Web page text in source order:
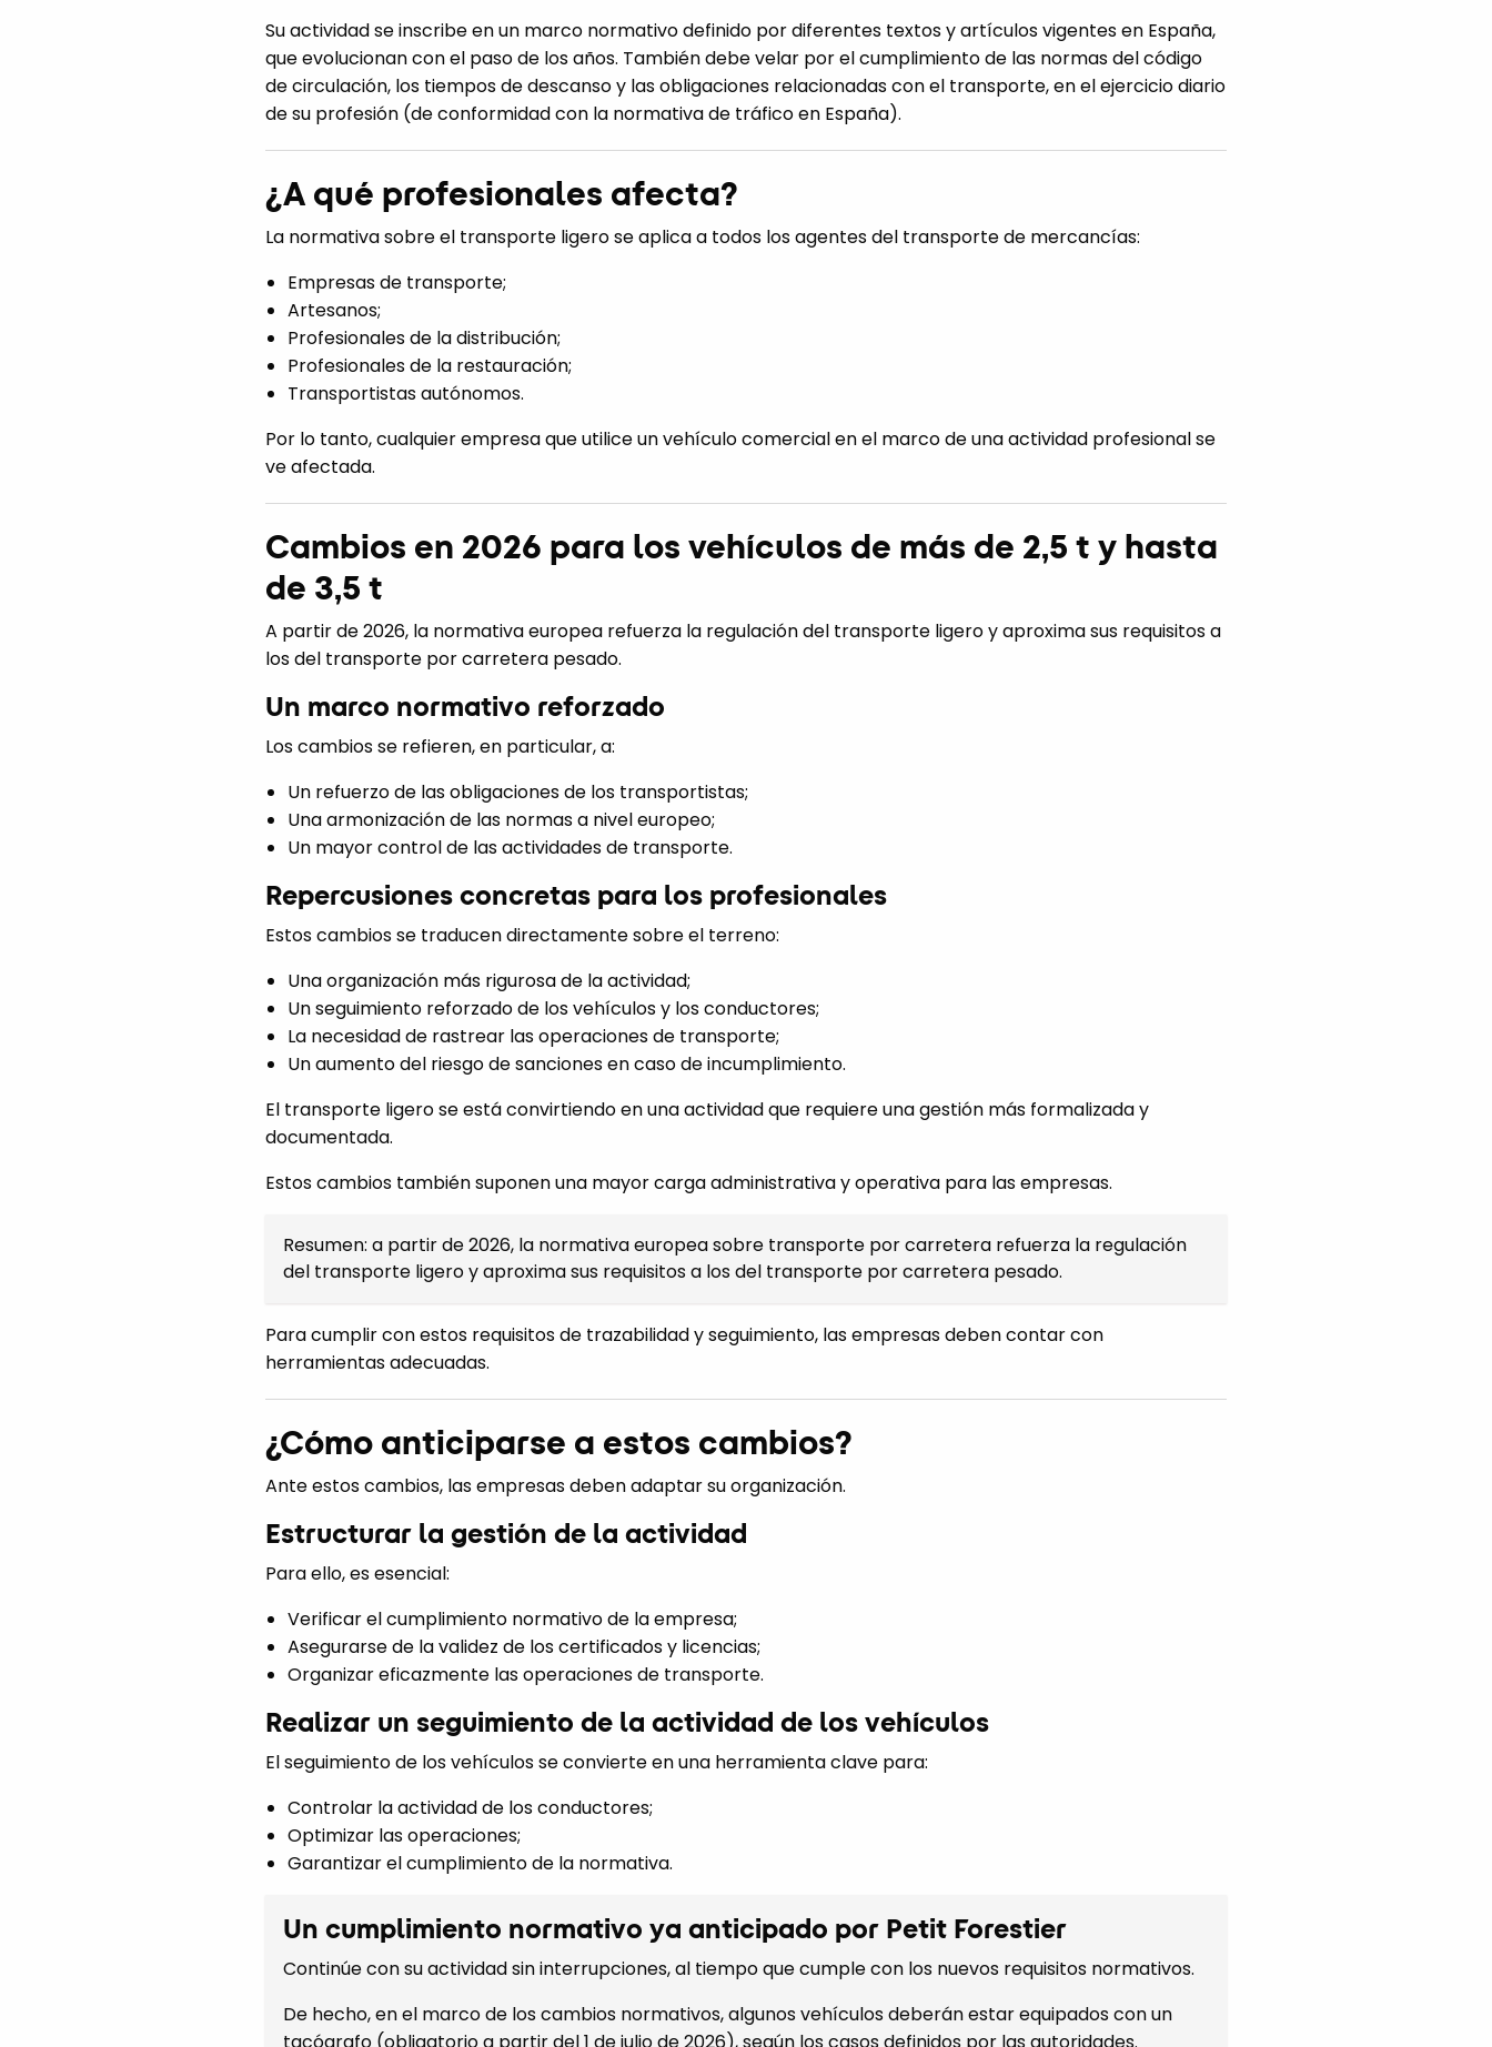
Su actividad se inscribe en un marco normativo definido por diferentes textos y artículos vigentes en España,
que evolucionan con el paso de los años. También debe velar por el cumplimiento de las normas del código
de circulación, los tiempos de descanso y las obligaciones relacionadas con el transporte, en el ejercicio diario
de su profesión (de conformidad con la normativa de tráfico en España).
¿A qué profesionales afecta?
La normativa sobre el transporte ligero se aplica a todos los agentes del transporte de mercancías:
Empresas de transporte;
Artesanos;
Profesionales de la distribución;
Profesionales de la restauración;
Transportistas autónomos.
Por lo tanto, cualquier empresa que utilice un vehículo comercial en el marco de una actividad profesional se
ve afectada.
Cambios en 2026 para los vehículos de más de 2,5 t y hasta
de 3,5 t
A partir de 2026, la normativa europea refuerza la regulación del transporte ligero y aproxima sus requisitos a
los del transporte por carretera pesado.
Un marco normativo reforzado
Los cambios se refieren, en particular, a:
Un refuerzo de las obligaciones de los transportistas;
Una armonización de las normas a nivel europeo;
Un mayor control de las actividades de transporte.
Repercusiones concretas para los profesionales
Estos cambios se traducen directamente sobre el terreno:
Una organización más rigurosa de la actividad;
Un seguimiento reforzado de los vehículos y los conductores;
La necesidad de rastrear las operaciones de transporte;
Un aumento del riesgo de sanciones en caso de incumplimiento.
El transporte ligero se está convirtiendo en una actividad que requiere una gestión más formalizada y
documentada.
Estos cambios también suponen una mayor carga administrativa y operativa para las empresas.
Resumen: a partir de 2026, la normativa europea sobre transporte por carretera refuerza la regulación
del transporte ligero y aproxima sus requisitos a los del transporte por carretera pesado.
Para cumplir con estos requisitos de trazabilidad y seguimiento, las empresas deben contar con
herramientas adecuadas.
¿Cómo anticiparse a estos cambios?
Ante estos cambios, las empresas deben adaptar su organización.
Estructurar la gestión de la actividad
Para ello, es esencial:
Verificar el cumplimiento normativo de la empresa;
Asegurarse de la validez de los certificados y licencias;
Organizar eficazmente las operaciones de transporte.
Realizar un seguimiento de la actividad de los vehículos
El seguimiento de los vehículos se convierte en una herramienta clave para:
Controlar la actividad de los conductores;
Optimizar las operaciones;
Garantizar el cumplimiento de la normativa.
Un cumplimiento normativo ya anticipado por Petit Forestier
Continúe con su actividad sin interrupciones, al tiempo que cumple con los nuevos requisitos normativos.
De hecho, en el marco de los cambios normativos, algunos vehículos deberán estar equipados con un